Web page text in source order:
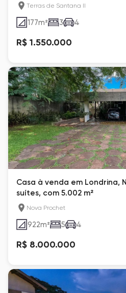
Terras de Santana II
177m² 3 4
R$ 1.550.000
Casa à venda em Londrina,
suítes, com 5.002 m²
Nova Prochet
922m² 5 4
R$ 8.000.000